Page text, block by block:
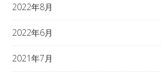
2022年8月
2022年6月
2021年7月